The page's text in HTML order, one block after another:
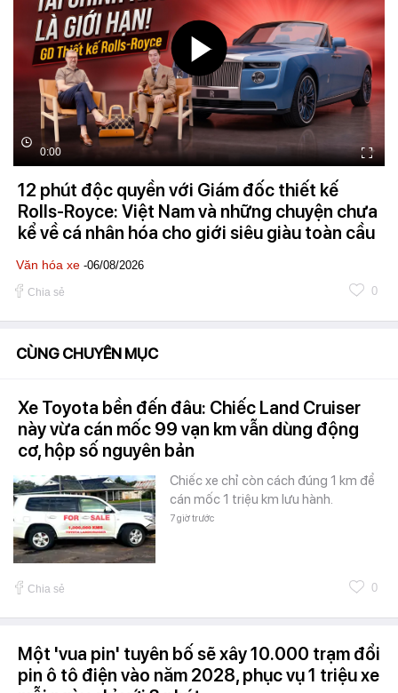
0:00
12 phút độc quyền với Giám đốc thiết kế
Rolls-Royce: Việt Nam và những chuyện chưa
kể về cá nhân hóa cho giới siêu giàu toàn cầu
Văn hóa xe -06/08/2026
Chia sẻ 0
CÙNG CHUYÊN MỤC
Xe Toyota bền đến đâu: Chiếc Land Cruiser
này vừa cán mốc 99 vạn km vẫn dùng động
cơ, hộp số nguyên bản
Chiếc xe chỉ còn cách đúng 1 km để
cán mốc 1 triệu km lưu hành.
7 giờ trước
Chia sẻ 0
Một 'vua pin' tuyên bố sẽ xây 10.000 trạm đổi
pin ô tô điện vào năm 2028, phục vụ 1 triệu xe